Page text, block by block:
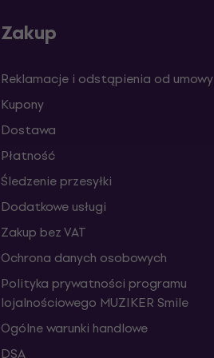
Zakup
Reklamacje i odstąpienia od umowy
Kupony
Dostawa
Płatność
Śledzenie przesyłki
Dodatkowe usługi
Zakup bez VAT
Ochrona danych osobowych
Polityka prywatności programu
lojalnościowego MUZIKER Smile
Ogólne warunki handlowe
DSA